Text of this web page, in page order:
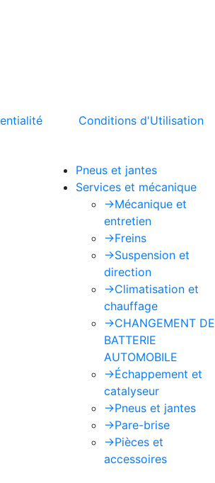
Conditions d'Utilisation
Pneus et jantes
Services et mécanique
->Mécanique et
entretien
->Freins
->Suspension et
direction
->Climatisation et
chauffage
->CHANGEMENT DE
BATTERIE
AUTOMOBILE
->Échappement et
catalyseur
->Pneus et jantes
->Pare-brise
->Pièces et
accessoires